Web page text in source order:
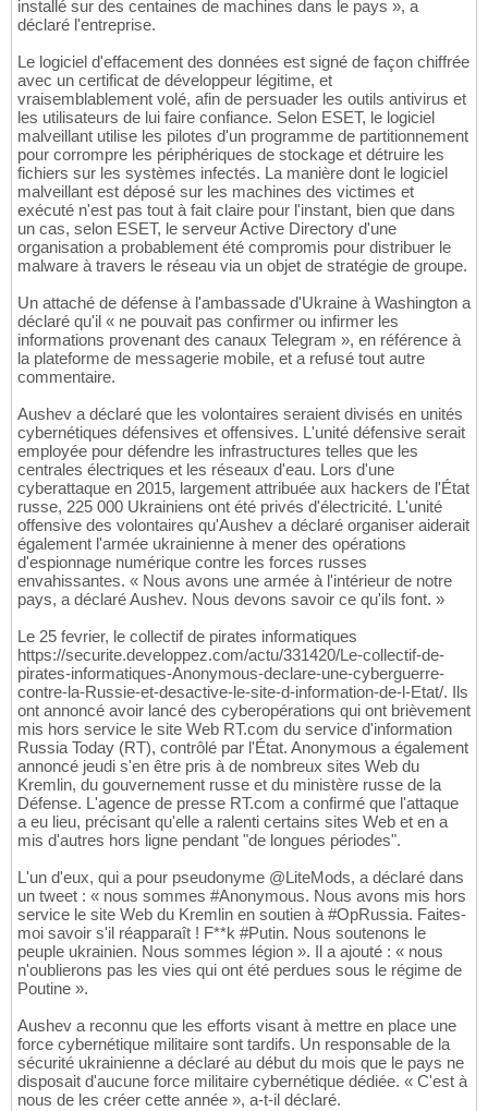
installé sur des centaines de machines dans le pays », a
déclaré l'entreprise.
Le logiciel d'effacement des données est signé de façon chiffrée
avec un certificat de développeur légitime, et
vraisemblablement volé, afin de persuader les outils antivirus et
les utilisateurs de lui faire confiance. Selon ESET, le logiciel
malveillant utilise les pilotes d'un programme de partitionnement
pour corrompre les périphériques de stockage et détruire les
fichiers sur les systèmes infectés. La manière dont le logiciel
malveillant est déposé sur les machines des victimes et
exécuté n'est pas tout à fait claire pour l'instant, bien que dans
un cas, selon ESET, le serveur Active Directory d'une
organisation a probablement été compromis pour distribuer le
malware à travers le réseau via un objet de stratégie de groupe.
Un attaché de défense à l'ambassade d'Ukraine à Washington a
déclaré qu'il « ne pouvait pas confirmer ou infirmer les
informations provenant des canaux Telegram », en référence à
la plateforme de messagerie mobile, et a refusé tout autre
commentaire.
Aushev a déclaré que les volontaires seraient divisés en unités
cybernétiques défensives et offensives. L'unité défensive serait
employée pour défendre les infrastructures telles que les
centrales électriques et les réseaux d'eau. Lors d'une
cyberattaque en 2015, largement attribuée aux hackers de l'État
russe, 225 000 Ukrainiens ont été privés d'électricité. L'unité
offensive des volontaires qu'Aushev a déclaré organiser aiderait
également l'armée ukrainienne à mener des opérations
d'espionnage numérique contre les forces russes
envahissantes. « Nous avons une armée à l'intérieur de notre
pays, a déclaré Aushev. Nous devons savoir ce qu'ils font. »
Le 25 fevrier, le collectif de pirates informatiques
https://securite.developpez.com/actu/331420/Le-collectif-de-
pirates-informatiques-Anonymous-declare-une-cyberguerre-
contre-la-Russie-et-desactive-le-site-d-information-de-l-Etat/. Ils
ont annoncé avoir lancé des cyberopérations qui ont brièvement
mis hors service le site Web RT.com du service d'information
Russia Today (RT), contrôlé par l'État. Anonymous a également
annoncé jeudi s'en être pris à de nombreux sites Web du
Kremlin, du gouvernement russe et du ministère russe de la
Défense. L'agence de presse RT.com a confirmé que l'attaque
a eu lieu, précisant qu'elle a ralenti certains sites Web et en a
mis d'autres hors ligne pendant "de longues périodes".
L'un d'eux, qui a pour pseudonyme @LiteMods, a déclaré dans
un tweet : « nous sommes #Anonymous. Nous avons mis hors
service le site Web du Kremlin en soutien à #OpRussia. Faites-
moi savoir s'il réapparaît ! F**k #Putin. Nous soutenons le
peuple ukrainien. Nous sommes légion ». Il a ajouté : « nous
n'oublierons pas les vies qui ont été perdues sous le régime de
Poutine ».
Aushev a reconnu que les efforts visant à mettre en place une
force cybernétique militaire sont tardifs. Un responsable de la
sécurité ukrainienne a déclaré au début du mois que le pays ne
disposait d'aucune force militaire cybernétique dédiée. « C'est à
nous de les créer cette année », a-t-il déclaré.